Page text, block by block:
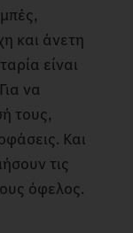
και άνετη
είναι
να
τους,
Και
τις
όφελος.